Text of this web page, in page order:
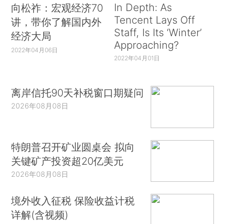
向松祚：宏观经济70
讲，带你了解国内外
经济大局
2022年04月06日
In Depth: As
Tencent Lays Off
Staff, Is Its ‘Winter’
Approaching?
2022年04月01日
离岸信托90天补税窗口期疑问
2026年08月08日
特朗普召开矿业圆桌会 拟向
关键矿产投资超20亿美元
2026年08月08日
境外收入征税 保险收益计税
详解(含视频)